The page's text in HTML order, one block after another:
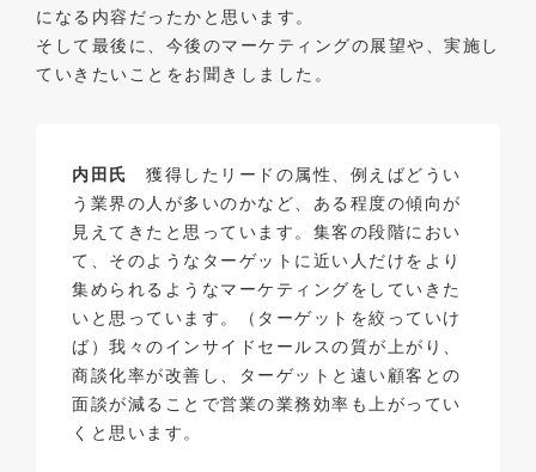
になる内容だったかと思います。
そして最後に、今後のマーケティングの展望や、実施し
ていきたいことをお聞きしました。
内田氏 獲得したリードの属性、例えばどうい
う業界の人が多いのかなど、ある程度の傾向が
見えてきたと思っています。集客の段階におい
て、そのようなターゲットに近い人だけをより
集められるようなマーケティングをしていきた
いと思っています。（ターゲットを絞っていけ
ば）我々のインサイドセールスの質が上がり、
商談化率が改善し、ターゲットと遠い顧客との
面談が減ることで営業の業務効率も上がってい
くと思います。